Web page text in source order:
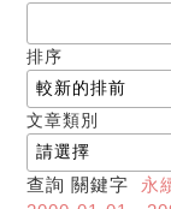
排序
文章類別
查詢 關鍵字 永